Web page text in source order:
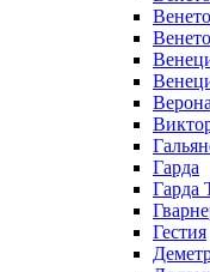
Верона
Гарда
Гарда
Гестия